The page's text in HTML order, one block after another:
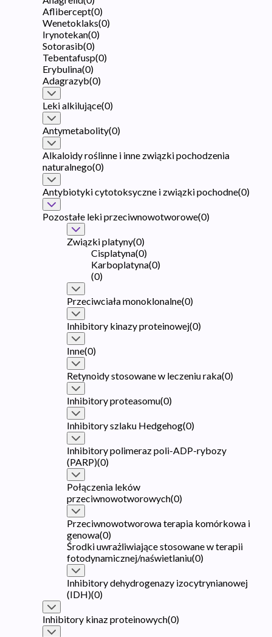
Aflibercept(0)
Wenetoklaks(0)
Irynotekan(0)
Sotorasib(0)
Tebentafusp(0)
Erybulina(0)
Adagrazyb(0)
Leki alkilujące(0)
Antymetabolity(0)
Alkaloidy roślinne i inne związki pochodzenia
naturalnego(0)
Antybiotyki cytotoksyczne i związki pochodne(0)
Pozostałe leki przeciwnowotworowe(0)
Związki platyny(0)
Cisplatyna(0)
Karboplatyna(0)
(0)
Przeciwciała monoklonalne(0)
Inhibitory kinazy proteinowej(0)
Inne(0)
Retynoidy stosowane w leczeniu raka(0)
Inhibitory proteasomu(0)
Inhibitory szlaku Hedgehog(0)
Inhibitory polimeraz poli-ADP-rybozy
(PARP)(0)
Połączenia leków
przeciwnowotworowych(0)
Przeciwnowotworowa terapia komórkowa i
genowa(0)
Środki uwrażliwiające stosowane w terapii
fotodynamicznej/naświetlaniu(0)
Inhibitory dehydrogenazy izocytrynianowej
(IDH)(0)
Inhibitory kinaz proteinowych(0)